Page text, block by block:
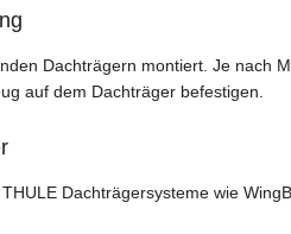
Dachträgern montiert. Je nach
auf dem Dachträger befestigen.
Dachträgersysteme wie